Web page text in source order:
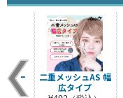
ョー
二重メッシュAS 幅
広タイプ